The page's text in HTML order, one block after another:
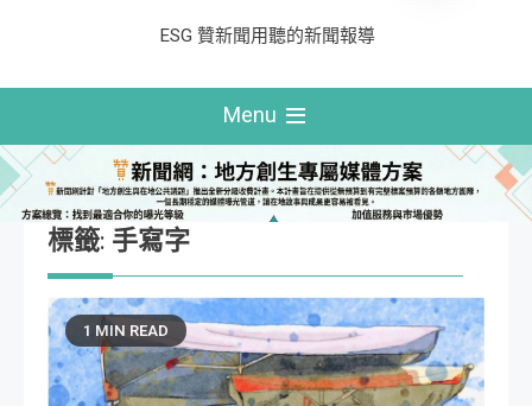
ESG 贊新聞用聽的新聞報導
Menu
標籤: 手寫字
1 MIN READ